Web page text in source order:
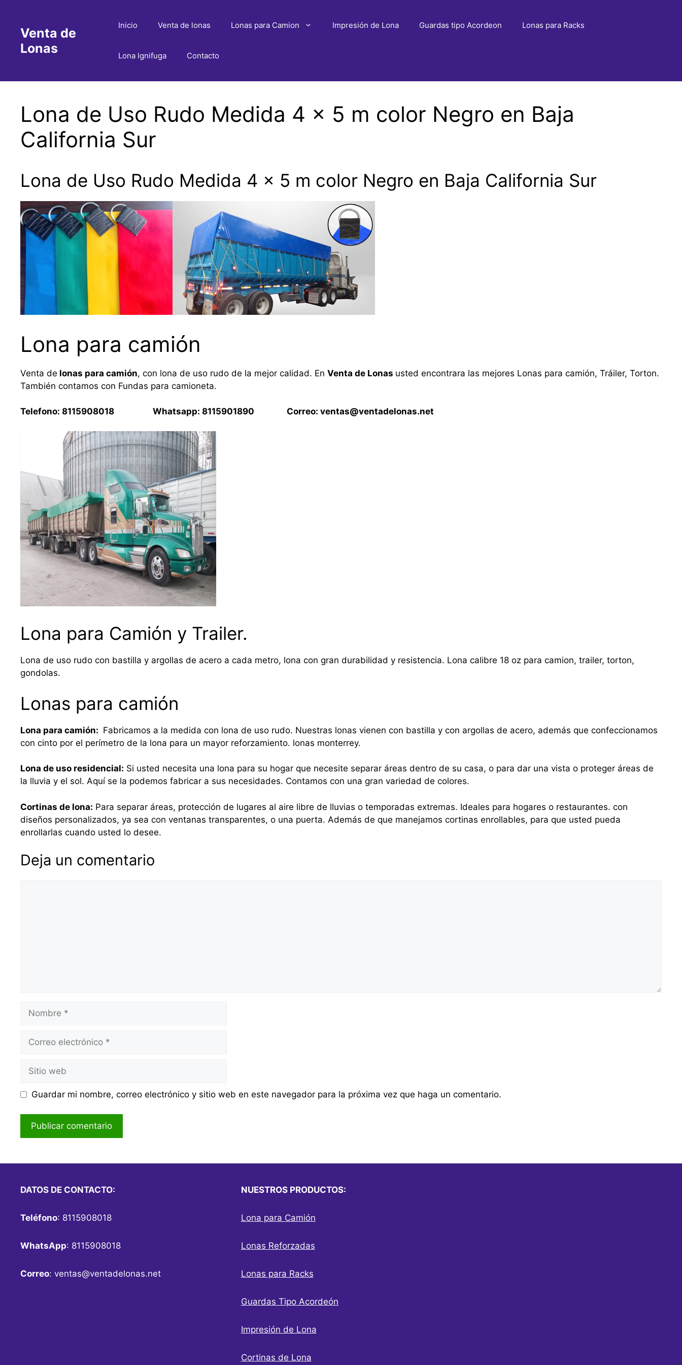
contenidoVenta de
Lonas
Inicio Venta de lonas Lonas para Camion Impresión de Lona Guardas tipo Acordeon Lonas para Racks
Lona Ignifuga Contacto
Lona de Uso Rudo Medida 4 x 5 m color Negro en Baja
California Sur
Lona de Uso Rudo Medida 4 x 5 m color Negro en Baja California Sur
Lona para camión
Venta de lonas para camión, con lona de uso rudo de la mejor calidad. En Venta de Lonas usted encontrara las mejores Lonas para camión, Tráiler, Torton.
También contamos con Fundas para camioneta.
Telefono: 8115908018 Whatsapp: 8115901890 Correo: ventas@ventadelonas.net
Lona para Camión y Trailer.
Lona de uso rudo con bastilla y argollas de acero a cada metro, lona con gran durabilidad y resistencia. Lona calibre 18 oz para camion, trailer, torton,
gondolas.
Lonas para camión
Lona para camión: Fabricamos a la medida con lona de uso rudo. Nuestras lonas vienen con bastilla y con argollas de acero, además que confeccionamos
con cinto por el perímetro de la lona para un mayor reforzamiento. lonas monterrey.
Lona de uso residencial: Si usted necesita una lona para su hogar que necesite separar áreas dentro de su casa, o para dar una vista o proteger áreas de
la lluvia y el sol. Aquí se la podemos fabricar a sus necesidades. Contamos con una gran variedad de colores.
Cortinas de lona: Para separar áreas, protección de lugares al aire libre de lluvias o temporadas extremas. Ideales para hogares o restaurantes. con
diseños personalizados, ya sea con ventanas transparentes, o una puerta. Además de que manejamos cortinas enrollables, para que usted pueda
enrollarlas cuando usted lo desee.
Deja un comentario
Nombre
Correo
Sitio
web
Guardar mi nombre, correo electrónico y sitio web en este navegador para la próxima vez que haga un comentario.
DATOS DE CONTACTO:
Teléfono: 8115908018
WhatsApp: 8115908018
Correo: ventas@ventadelonas.net
NUESTROS PRODUCTOS:
Lona para Camión
Lonas Reforzadas
Lonas para Racks
Guardas Tipo Acordeón
Impresión de Lona
Cortinas de Lona